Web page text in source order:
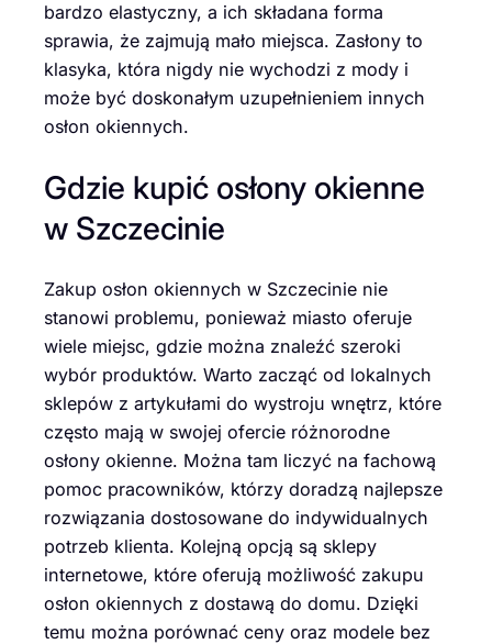
bardzo elastyczny, a ich składana forma
sprawia, że zajmują mało miejsca. Zasłony to
klasyka, która nigdy nie wychodzi z mody i
może być doskonałym uzupełnieniem innych
osłon okiennych.
Gdzie kupić osłony okienne
w Szczecinie
Zakup osłon okiennych w Szczecinie nie
stanowi problemu, ponieważ miasto oferuje
wiele miejsc, gdzie można znaleźć szeroki
wybór produktów. Warto zacząć od lokalnych
sklepów z artykułami do wystroju wnętrz, które
często mają w swojej ofercie różnorodne
osłony okienne. Można tam liczyć na fachową
pomoc pracowników, którzy doradzą najlepsze
rozwiązania dostosowane do indywidualnych
potrzeb klienta. Kolejną opcją są sklepy
internetowe, które oferują możliwość zakupu
osłon okiennych z dostawą do domu. Dzięki
temu można porównać ceny oraz modele bez